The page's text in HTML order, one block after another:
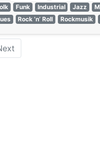
Funk Industrial Jazz
Rock ’n’ Roll Rockmusik